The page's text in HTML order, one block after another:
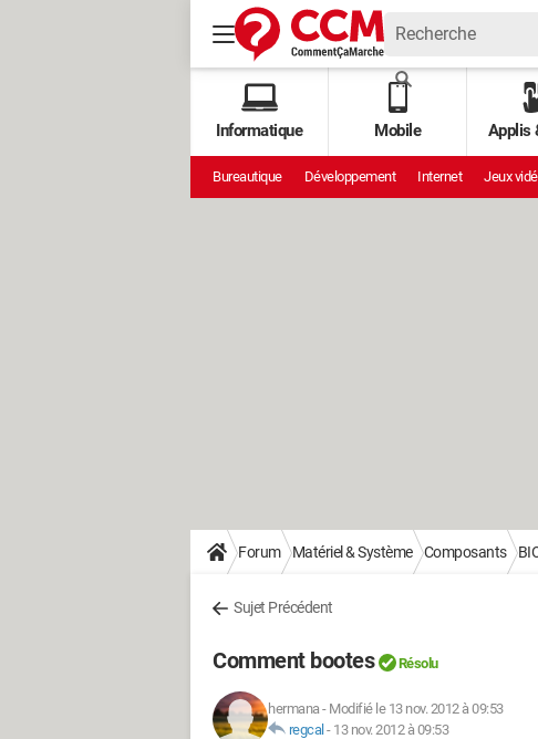
Informatique Mobile Applis
Bureautique Développement Internet Jeux
Forum Matériel & Système Composants
Sujet Précédent
Comment bootes Résolu
hermana- Modifié le 13 nov. 2012 à 09:53
regcal - 13 nov. 2012 à 09:53